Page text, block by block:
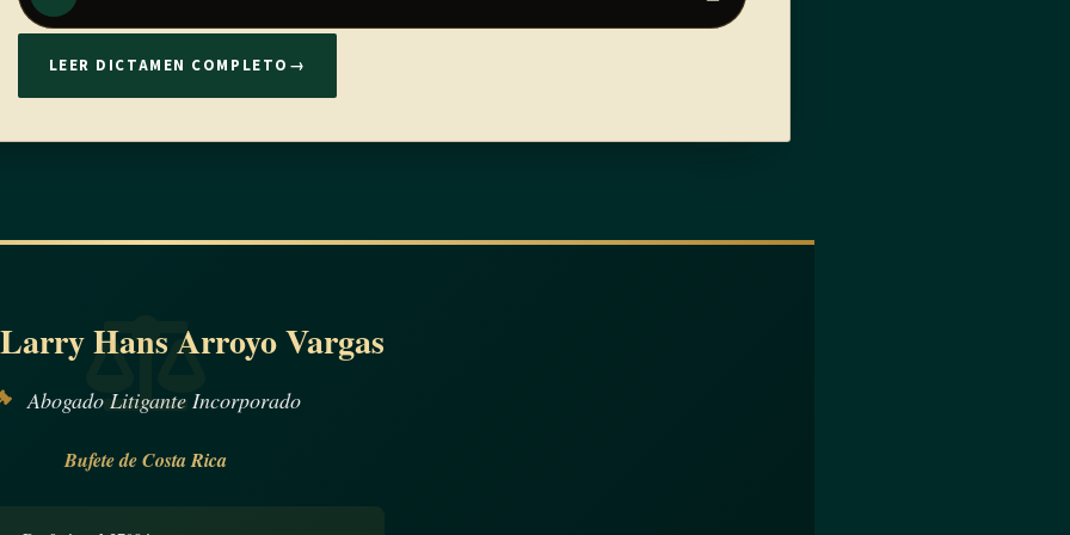
LEER DICTAMEN COMPLETO →
Hans Arroyo Vargas
Abogado Litigante Incorporado
Bufete de Costa Rica